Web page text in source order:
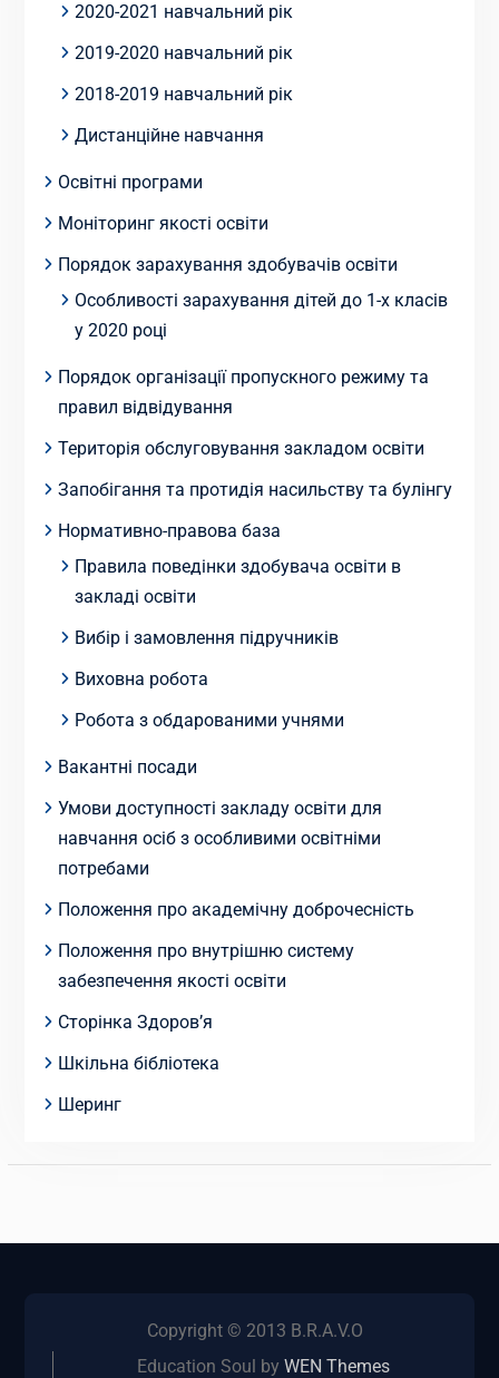
2020-2021 навчальний рік
2019-2020 навчальний рік
2018-2019 навчальний рік
Дистанційне навчання
Освітні програми
Моніторинг якості освіти
Порядок зарахування здобувачів освіти
Особливості зарахування дітей до 1-х класів
у 2020 році
Порядок організації пропускного режиму та
правил відвідування
Територія обслуговування закладом освіти
Запобігання та протидія насильству та булінгу
Нормативно-правова база
Правила поведінки здобувача освіти в
закладі освіти
Вибір і замовлення підручників
Виховна робота
Робота з обдарованими учнями
Вакантні посади
Умови доступності закладу освіти для
навчання осіб з особливими освітніми
потребами
Положення про академічну доброчесність
Положення про внутрішню систему
забезпечення якості освіти
Сторінка Здоров’я
Шкільна бібліотека
Шеринг
Copyright © 2013 B.R.A.V.O
Education Soul byWEN Themes